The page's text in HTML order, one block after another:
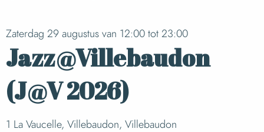
Zaterdag 29 augustus van 12:00 tot 23:00
Jazz@Villebaudon
(J@V 2026)
1 La Vaucelle, Villebaudon, Villebaudon